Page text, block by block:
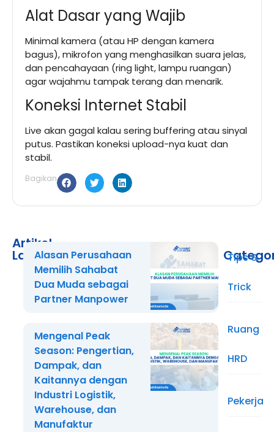
Alat Dasar yang Wajib
Minimal kamera (atau HP dengan kamera
bagus), mikrofon yang menghasilkan suara jelas,
dan pencahayaan (ring light, lampu ruangan)
agar wajahmu tampak terang dan menarik.
Koneksi Internet Stabil
Live akan gagal kalau sering buffering atau sinyal
putus. Pastikan koneksi upload-nya kuat dan
stabil.
Bagikan
Artikel
Lainnya
Alasan Perusahaan
Memilih Sahabat
Dua Muda sebagai
Partner Manpower
Mengenal Peak
Season: Pengertian,
Dampak, dan
Kaitannya dengan
Industri Logistik,
Warehouse, dan
Manufaktur
Tips &
Trick
Ruang
HRD
Pekerja